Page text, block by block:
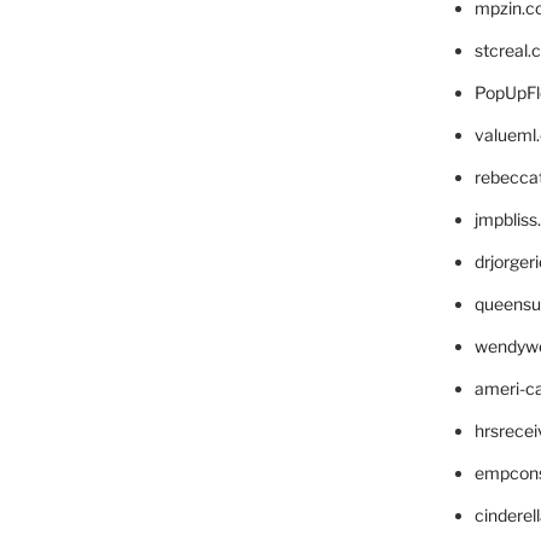
ameri-